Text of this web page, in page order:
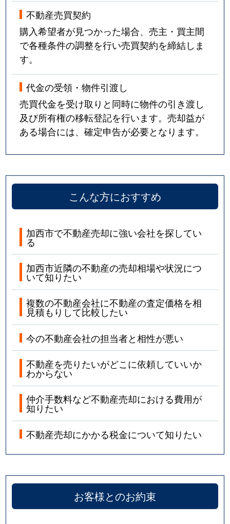
不動産売買契約
購入希望者が見つかった場合、売主・買主間
で各種条件の調整を行い売買契約を締結しま
す。
代金の受領・物件引渡し
売買代金を受け取りと同時に物件の引き渡し
及び所有権の移転登記を行います。売却益が
ある場合には、確定申告が必要となります。
こんな方におすすめ
加西市で不動産売却に強い会社を探してい
る
加西市近隣の不動産の売却相場や状況につ
いて知りたい
複数の不動産会社に不動産の査定価格を相
見積もりして比較したい
今の不動産会社の担当者と相性が悪い
不動産を売りたいがどこに依頼していいか
わからない
仲介手数料など不動産売却における費用が
知りたい
不動産売却にかかる税金について知りたい
お客様とのお約束